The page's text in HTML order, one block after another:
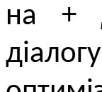
на +